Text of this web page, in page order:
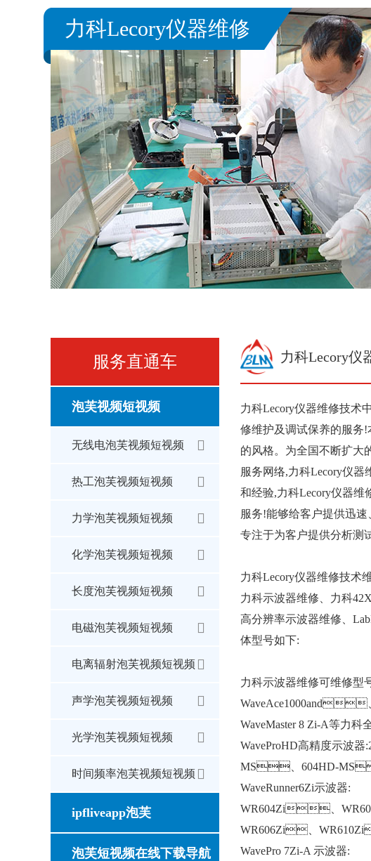
力科Lecory仪器维修
服务直通车
泡芙视频短视频
无线电泡芙视频短视频
热工泡芙视频短视频
力学泡芙视频短视频
化学泡芙视频短视频
长度泡芙视频短视频
电磁泡芙视频短视频
电离辐射泡芙视频短视频
声学泡芙视频短视频
光学泡芙视频短视频
时间频率泡芙视频短视频
ipfliveapp泡芙
泡芙短视频在线下载导航
力科Lecory仪
力科Lecory仪器维修技术
修维护及调试保养的服务!
的风格。为全国不断扩大
服务网络,力科Lecory仪
和经验,力科Lecory仪器
服务!能够给客户提供迅速
专注于为客户提供分析测
力科Lecory仪器维修技术
力科示波器维修、力科
高分辨率示波器维修、
体型号如下:
力科示波器维修可维修型号
WaveAce1000and、
WaveMaster 8 Zi-A等力科全
WaveProHD高精度示
MS、604HD-
WaveRunner6Zi示波器:
WR604Zi、
WR606Zi、
WavePro 7Zi-A 示波器: